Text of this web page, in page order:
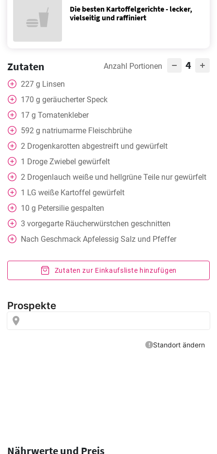
Die besten Kartoffelgerichte - lecker,
vielseitig und raffiniert
Zutaten Anzahl Portionen 4
227 g Linsen
170 g geräucherter Speck
17 g Tomatenkleber
592 g natriumarme Fleischbrühe
2 Drogenkarotten abgestreift und gewürfelt
1 Droge Zwiebel gewürfelt
2 Drogenlauch weiße und hellgrüne Teile nur gewürfelt
1 LG weiße Kartoffel gewürfelt
10 g Petersilie gespalten
3 vorgegarte Räucherwürstchen geschnitten
Nach Geschmack Apfelessig Salz und Pfeffer
Zutaten zur Einkaufsliste hinzufügen
Nährwerte und Preis